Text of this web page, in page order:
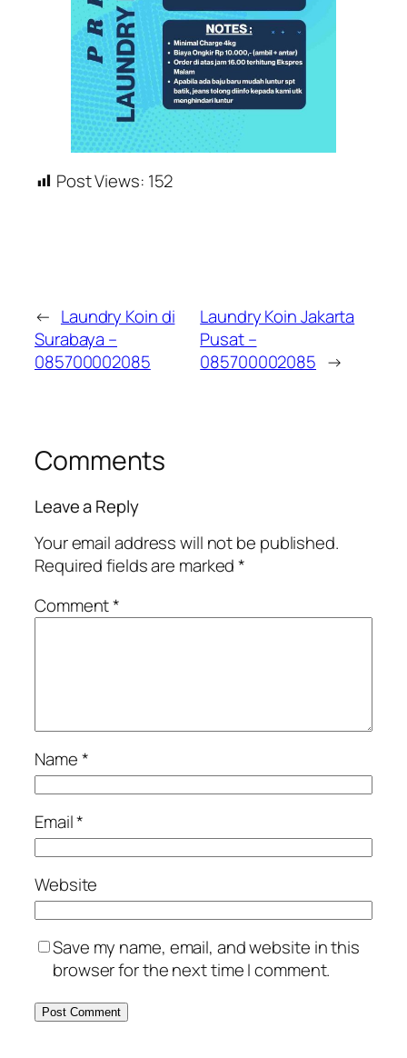
Post Views: 152
← Laundry Koin di
Surabaya –
085700002085
Laundry Koin Jakarta
Pusat –
085700002085 →
Comments
Leave a Reply
Your email address will not be published.
Required fields are marked*
Comment*
Name*
Email*
Website
Save my name, email, and website in this
browser for the next time I comment.